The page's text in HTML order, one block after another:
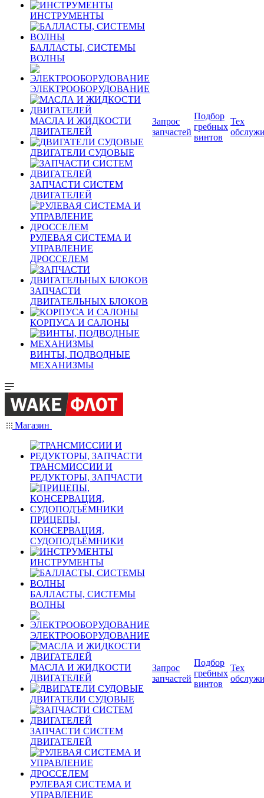
ИНСТРУМЕНТЫ
БАЛЛАСТЫ, СИСТЕМЫ
ВОЛНЫ
ЭЛЕКТРООБОРУДОВАНИЕ
МАСЛА И ЖИДКОСТИ
ДВИГАТЕЛЕЙ
ДВИГАТЕЛИ СУДОВЫЕ
ЗАПЧАСТИ СИСТЕМ
ДВИГАТЕЛЕЙ
РУЛЕВАЯ СИСТЕМА И
УПРАВЛЕНИЕ
ДРОССЕЛЕМ
ЗАПЧАСТИ
ДВИГАТЕЛЬНЫХ БЛОКОВ
КОРПУСА И САЛОНЫ
ВИНТЫ, ПОДВОДНЫЕ
МЕХАНИЗМЫ
Запрос
запчастей
Подбор
гребных
винтов
Тех
Магазин
ТРАНСМИССИИ И
РЕДУКТОРЫ, ЗАПЧАСТИ
ПРИЦЕПЫ,
КОНСЕРВАЦИЯ,
СУДОПОДЪЁМНИКИ
ИНСТРУМЕНТЫ
БАЛЛАСТЫ, СИСТЕМЫ
ВОЛНЫ
ЭЛЕКТРООБОРУДОВАНИЕ
МАСЛА И ЖИДКОСТИ
ДВИГАТЕЛЕЙ
ДВИГАТЕЛИ СУДОВЫЕ
ЗАПЧАСТИ СИСТЕМ
ДВИГАТЕЛЕЙ
РУЛЕВАЯ СИСТЕМА И
УПРАВЛЕНИЕ
Запрос
запчастей
Подбор
гребных
винтов
Тех